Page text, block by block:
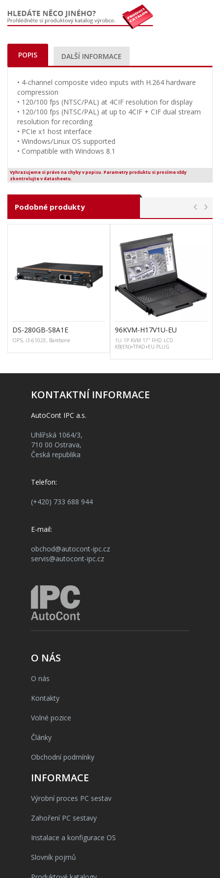
POPIS DALŠÍ INFORMACE
• 4-channel composite video inputs with H.264 hardware
compression
• 120/100 fps (NTSC/PAL) at 4CIF resolution for display
• 120/100 fps (NTSC/PAL) at up to 4CIF + CIF dual stream
resolution for recording
• PCIe x1 host interface
• Windows/Linux OS supported
• Compatible with Windows 8.1
Vyhrazujeme si právo na chyby v popisu. Parametry produktu si prosíme vždy
zkontrolujte v datasheetu.
Podobné produkty
DS-280GB-S8A1E
OPS, i3-6102E, Barebone
96KVM-H17V1U-EU
1U 1P KVM 17″ FHD LCD
KB(EN)+TPAD+EU PLUG
KONTAKTNÍ INFORMACE
AutoCont IPC a.s.
Uhlířská 1064/3,
710 00 Ostrava,
Česká republika
Telefon:
(+420) 733 688 944
E-mail:
obchod@autocont-ipc.cz
servis@autocont-ipc.cz
O NÁS
O nás
Kontakty
Volné pozice
Články
Obchodní podmínky
INFORMACE
Výrobní proces PC sestav
Zahoření PC sestavy
Instalace a konfigurace OS
Slovník pojmů